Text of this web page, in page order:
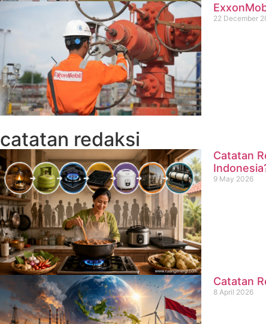
22 December
catatan redaksi
Catatan
9 May 2026
Catatan
8 April 2026